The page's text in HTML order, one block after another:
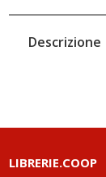
Descrizione
LIBRERIE.COOP